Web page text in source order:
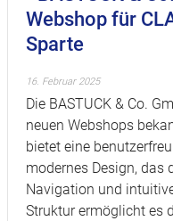
Webshop für
Sparte
16. Februar 2025
Die BASTUCK & Co.
neuen Webshops
bietet eine
modernes Design, das
Navigation und
Struktur ermöglicht es